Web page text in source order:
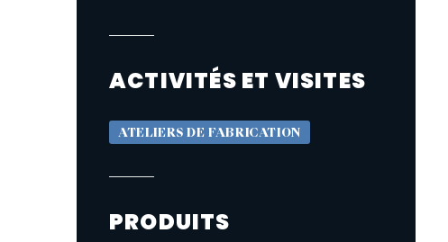
ACTIVITÉS ET VISITES
ATELIERS DE FABRICATION
PRODUITS